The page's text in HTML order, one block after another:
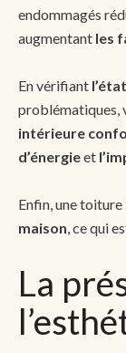
endommagés
augmentant les
En vérifiant
problématiques,
intérieure
d’énergieet
Enfin, une
maison , ce qui
La